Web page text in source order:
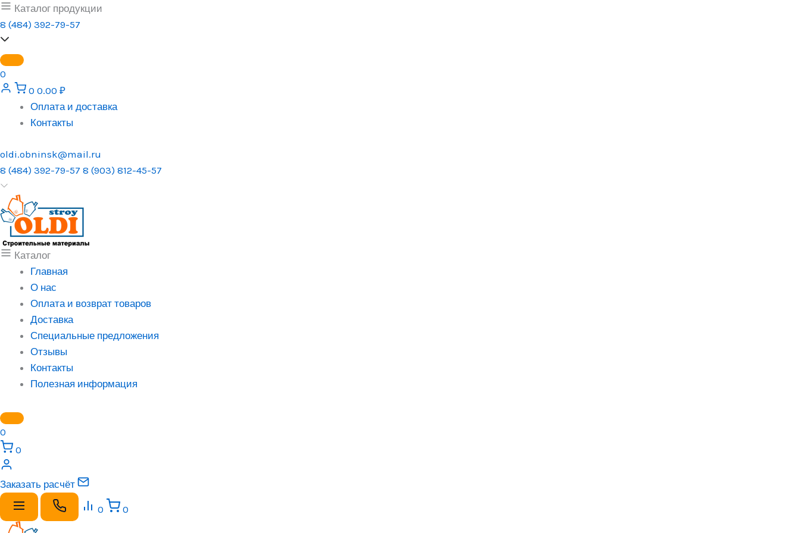
Перейти
к
содержимому
Каталог продукции
8 (484) 392-79-57
0
0 0.00 ₽
Оплата и доставка
Контакты
oldi.obninsk@mail.ru
8 (484) 392-79-57 8 (903) 812-45-57
Каталог
Главная
О нас
Оплата и возврат товаров
Доставка
Специальные предложения
Отзывы
Контакты
Полезная информация
0
0
Заказать расчёт
0 0